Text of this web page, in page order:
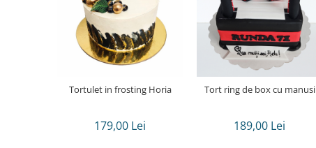
Tortulet in frosting Horia
179,00 Lei
Tort ring de box cu manusi
189,00 Lei